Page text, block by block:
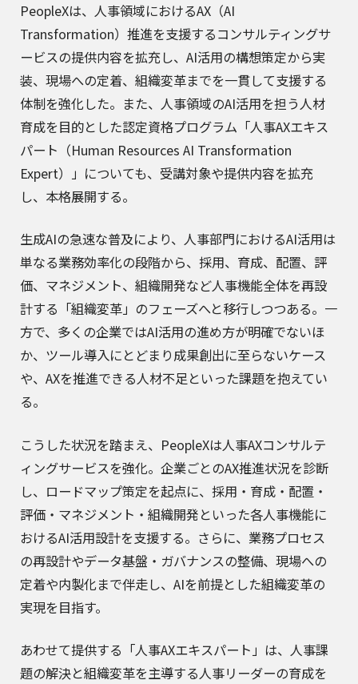
PeopleXは、人事領域におけるAX（AI
Transformation）推進を支援するコンサルティングサ
ービスの提供内容を拡充し、AI活用の構想策定から実
装、現場への定着、組織変革までを一貫して支援する
体制を強化した。また、人事領域のAI活用を担う人材
育成を目的とした認定資格プログラム「人事AXエキス
パート（Human Resources AI Transformation
Expert）」についても、受講対象や提供内容を拡充
し、本格展開する。
生成AIの急速な普及により、人事部門におけるAI活用は
単なる業務効率化の段階から、採用、育成、配置、評
価、マネジメント、組織開発など人事機能全体を再設
計する「組織変革」のフェーズへと移行しつつある。一
方で、多くの企業ではAI活用の進め方が明確でないほ
か、ツール導入にとどまり成果創出に至らないケース
や、AXを推進できる人材不足といった課題を抱えてい
る。
こうした状況を踏まえ、PeopleXは人事AXコンサルテ
ィングサービスを強化。企業ごとのAX推進状況を診断
し、ロードマップ策定を起点に、採用・育成・配置・
評価・マネジメント・組織開発といった各人事機能に
おけるAI活用設計を支援する。さらに、業務プロセス
の再設計やデータ基盤・ガバナンスの整備、現場への
定着や内製化まで伴走し、AIを前提とした組織変革の
実現を目指す。
あわせて提供する「人事AXエキスパート」は、人事課
題の解決と組織変革を主導する人事リーダーの育成を